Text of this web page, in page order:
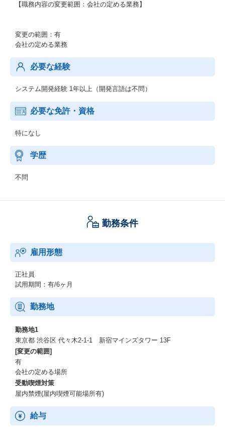
【職務内容の変更範囲：会社の定める業務】
変更の範囲：有
会社の定める業務
必要な経験
システム開発経験 1年以上（開発言語は不問）
必要な免許・資格
特になし
学歴
不問
勤務条件
雇用形態
正社員
試用期間：有/6ヶ月
勤務地
勤務地1
東京都 渋谷区 代々木2-1-1 新宿マインズタワー 13F
[変更の範囲]
有
会社の定める場所
受動喫煙対策
屋内禁煙(屋内喫煙可能場所有)
給与